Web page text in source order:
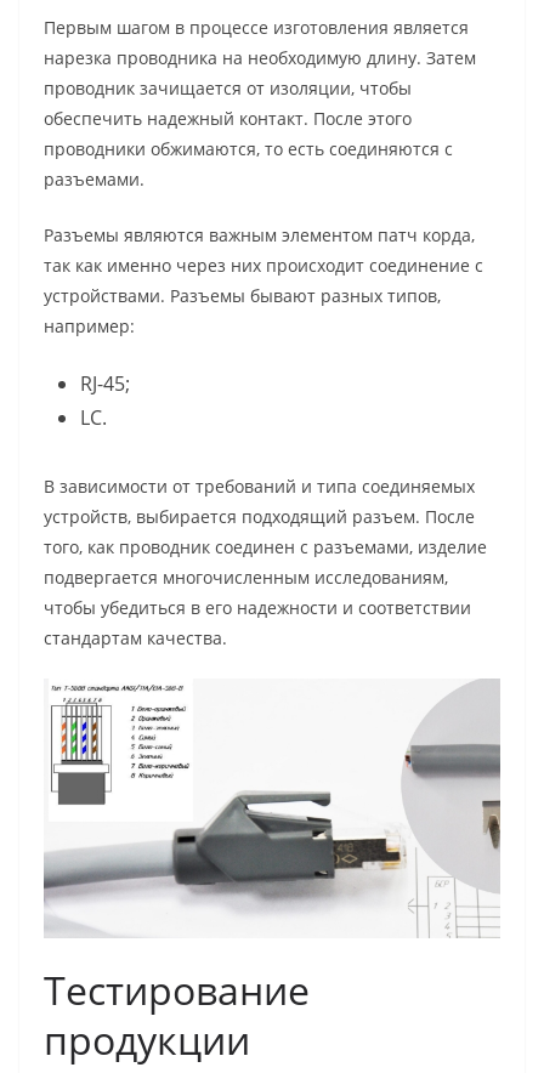
Первым шагом в процессе изготовления является
нарезка проводника на необходимую длину. Затем
проводник зачищается от изоляции, чтобы
обеспечить надежный контакт. После этого
проводники обжимаются, то есть соединяются с
разъемами.
Разъемы являются важным элементом патч корда,
так как именно через них происходит соединение с
устройствами. Разъемы бывают разных типов,
например:
RJ-45;
LC.
В зависимости от требований и типа соединяемых
устройств, выбирается подходящий разъем. После
того, как проводник соединен с разъемами, изделие
подвергается многочисленным исследованиям,
чтобы убедиться в его надежности и соответствии
стандартам качества.
Тестирование
продукции